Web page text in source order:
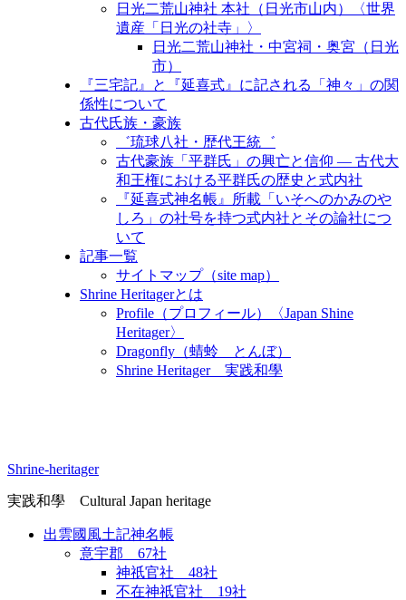
日光二荒山神社 本社（日光市山内）〈世界
遺産「日光の社寺」〉
日光二荒山神社・中宮祠・奥宮（日光
市）
『三宅記』と『延喜式』に記される「神々」の関
係性について
古代氏族・豪族
゛琉球八社・歴代王統゛
古代豪族「平群氏」の興亡と信仰 ― 古代大
和王権における平群氏の歴史と式内社
『延喜式神名帳』所載「いそへのかみのや
しろ」の社号を持つ式内社とその論社につ
いて
記事一覧
サイトマップ（site map）
Shrine Heritagerとは
Profile（プロフィール）〈Japan Shine
Heritager​〉
Dragonfly（蜻蛉 とんぼ）
Shrine Heritager 実践和學
Shrine-heritager
実践和學 Cultural Japan heritage
出雲國風土記神名帳
意宇郡 67社
神祇官社 48社
不在神祇官社 19社